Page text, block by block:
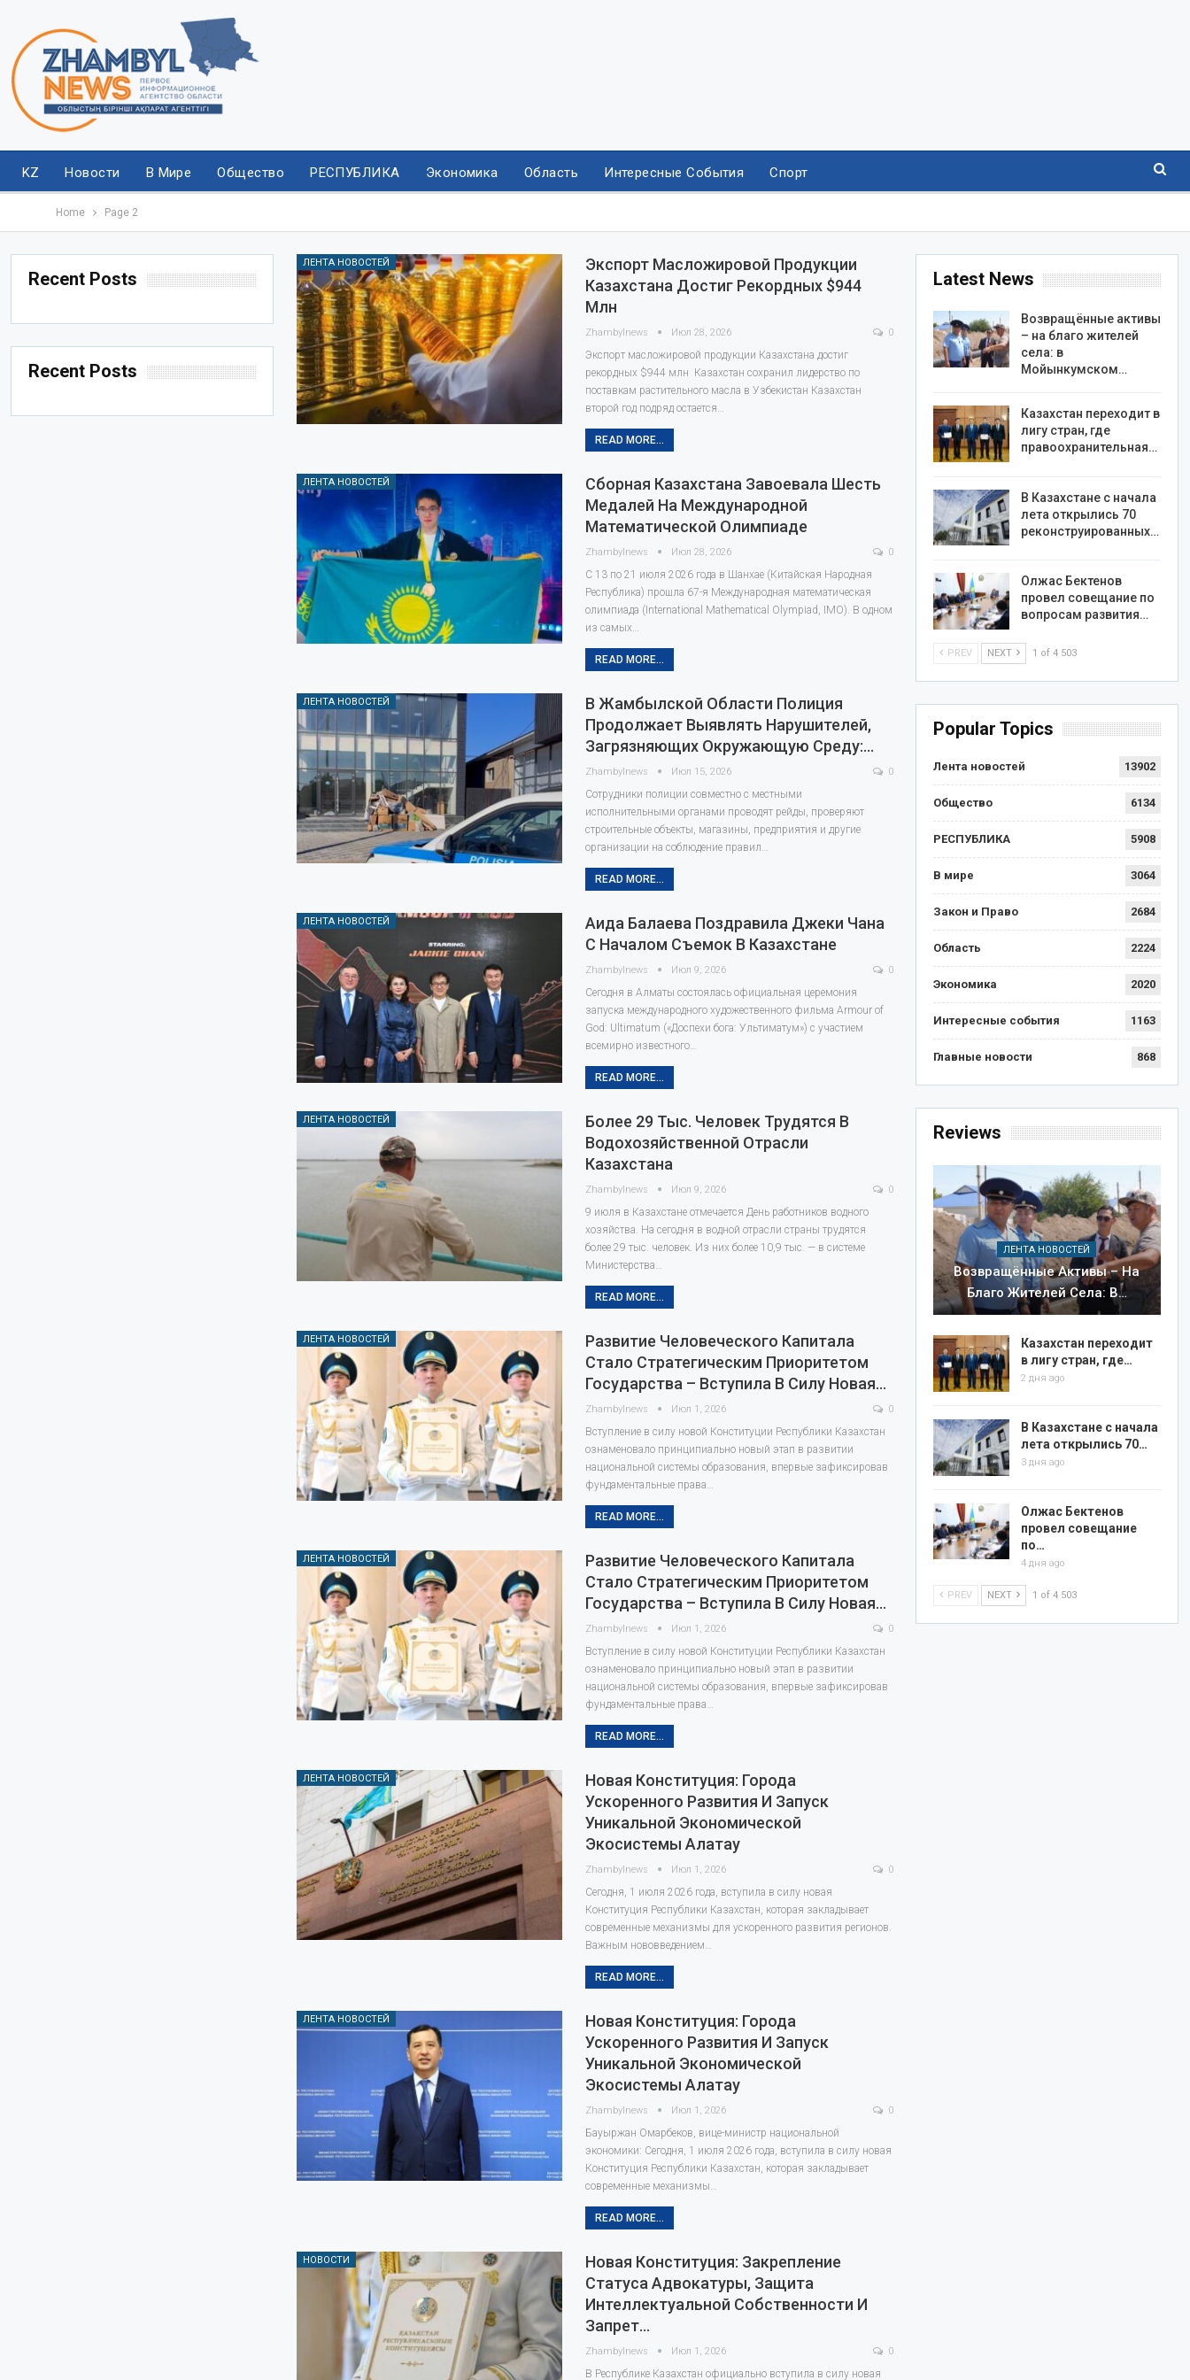
KZ Новости В Мире Общество РЕСПУБЛИКА Экономика Область Интересные События Спорт
Home Page 2
ЛЕНТА НОВОСТЕЙ
Экспорт Масложировой Продукции
Казахстана Достиг Рекордных $944
Млн
Zhambylnews Июл 28, 2026 0
Экспорт масложировой продукции Казахстана достиг
рекордных $944 млн Казахстан сохранил лидерство по
поставкам растительного масла в Узбекистан Казахстан
второй год подряд остается…
READ MORE...
ЛЕНТА НОВОСТЕЙ
Сборная Казахстана Завоевала Шесть
Медалей На Международной
Математической Олимпиаде
Zhambylnews Июл 28, 2026 0
С 13 по 21 июля 2026 года в Шанхае (Китайская Народная
Республика) прошла 67-я Международная математическая
олимпиада (International Mathematical Olympiad, IMO). В одном
из самых…
READ MORE...
ЛЕНТА НОВОСТЕЙ
В Жамбылской Области Полиция
Продолжает Выявлять Нарушителей,
Загрязняющих Окружающую Среду:…
Zhambylnews Июл 15, 2026 0
Сотрудники полиции совместно с местными
исполнительными органами проводят рейды, проверяют
строительные объекты, магазины, предприятия и другие
организации на соблюдение правил…
READ MORE...
ЛЕНТА НОВОСТЕЙ
Аида Балаева Поздравила Джеки Чана
С Началом Съемок В Казахстане
Zhambylnews Июл 9, 2026 0
Сегодня в Алматы состоялась официальная церемония
запуска международного художественного фильма Armour of
God: Ultimatum («Доспехи бога: Ультиматум») с участием
всемирно известного…
READ MORE...
ЛЕНТА НОВОСТЕЙ
Более 29 Тыс. Человек Трудятся В
Водохозяйственной Отрасли
Казахстана
Zhambylnews Июл 9, 2026 0
9 июля в Казахстане отмечается День работников водного
хозяйства. На сегодня в водной отрасли страны трудятся
более 29 тыс. человек. Из них более 10,9 тыс. — в системе
Министерства…
READ MORE...
ЛЕНТА НОВОСТЕЙ
Развитие Человеческого Капитала
Стало Стратегическим Приоритетом
Государства – Вступила В Силу Новая…
Zhambylnews Июл 1, 2026 0
Вступление в силу новой Конституции Республики Казахстан
ознаменовало принципиально новый этап в развитии
национальной системы образования, впервые зафиксировав
фундаментальные права…
READ MORE...
ЛЕНТА НОВОСТЕЙ
Развитие Человеческого Капитала
Стало Стратегическим Приоритетом
Государства – Вступила В Силу Новая…
Zhambylnews Июл 1, 2026 0
Вступление в силу новой Конституции Республики Казахстан
ознаменовало принципиально новый этап в развитии
национальной системы образования, впервые зафиксировав
фундаментальные права…
READ MORE...
ЛЕНТА НОВОСТЕЙ
Новая Конституция: Города
Ускоренного Развития И Запуск
Уникальной Экономической
Экосистемы Алатау
Zhambylnews Июл 1, 2026 0
Сегодня, 1 июля 2026 года, вступила в силу новая
Конституция Республики Казахстан, которая закладывает
современные механизмы для ускоренного развития регионов.
Важным нововведением…
READ MORE...
ЛЕНТА НОВОСТЕЙ
Новая Конституция: Города
Ускоренного Развития И Запуск
Уникальной Экономической
Экосистемы Алатау
Zhambylnews Июл 1, 2026 0
Бауыржан Омарбеков, вице-министр национальной
экономики: Сегодня, 1 июля 2026 года, вступила в силу новая
Конституция Республики Казахстан, которая закладывает
современные механизмы…
READ MORE...
НОВОСТИ
Новая Конституция: Закрепление
Статуса Адвокатуры, Защита
Интеллектуальной Собственности И
Запрет…
Zhambylnews Июл 1, 2026 0
В Республике Казахстан официально вступила в силу новая
Latest News
Возвращённые активы
– на благо жителей
села: в
Мойынкумском…
Казахстан переходит в
лигу стран, где
правоохранительная…
В Казахстане с начала
лета открылись 70
реконструированных…
Олжас Бектенов
провел совещание по
вопросам развития…
PREV NEXT 1 of 4 503
Popular Topics
Лента новостей 13902
Общество 6134
РЕСПУБЛИКА 5908
В мире 3064
Закон и Право 2684
Область 2224
Экономика 2020
Интересные события 1163
Главные новости 868
Reviews
ЛЕНТА НОВОСТЕЙ
Возвращённые Активы – На
Благо Жителей Села: В…
Казахстан переходит
в лигу стран, где…
2 дня ago
В Казахстане с начала
лета открылись 70…
3 дня ago
Олжас Бектенов
провел совещание
по…
4 дня ago
PREV NEXT 1 of 4 503
Recent Posts
Recent Posts